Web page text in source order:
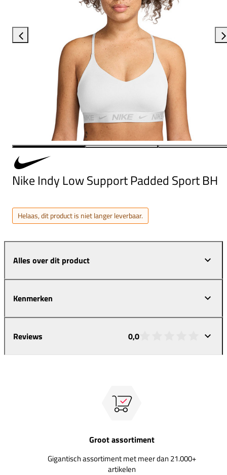
Nike Indy Low Support Padded Sport BH
Helaas, dit product is niet langer leverbaar.
Alles over dit product
Kenmerken
Reviews 0,0
Groot assortiment
Gigantisch assortiment met meer dan 21.000+
artikelen